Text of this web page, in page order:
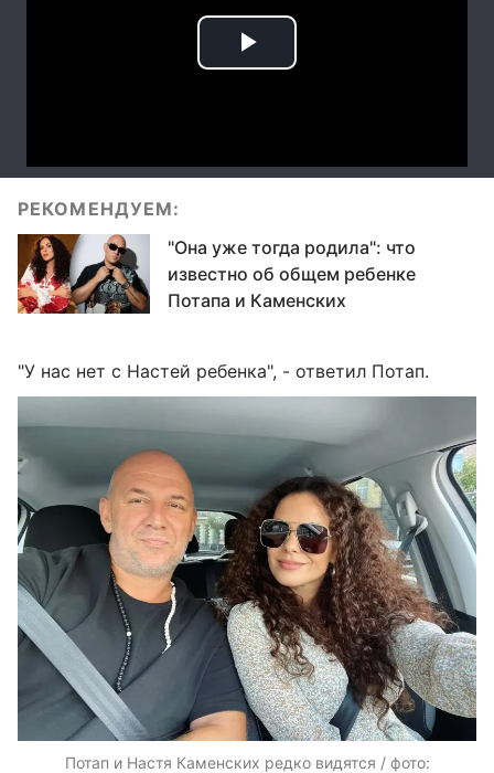
РЕКОМЕНДУЕМ:
"Она уже тогда родила": что
известно об общем ребенке
Потапа и Каменских
"У нас нет с Настей ребенка", - ответил Потап.
Потап и Настя Каменских редко видятся / фото: